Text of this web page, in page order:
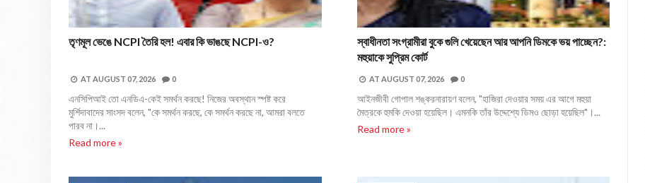
তৃণমূল ভেঙে NCPI তৈরি হল! এবার কি ভাঙছে NCPI-ও?
AT AUGUST 07, 2026 0
এনসিপিআই তো এনডিএ-কেই সমর্থন করছে! নিজের অবস্থান স্পষ্ট করে
মুর্শিদাবাদের সাংসদ বলেন, "কে সমর্থন করছে, কে সমর্থন করছে না, আমরা বলতে
পারব না।...
Read more »
স্বাধীনতা সংগ্রামীরা বুকে গুলি খেয়েছেন আর আপনি ডিমকে ভয় পাচ্ছেন?:
মহুয়াকে সুপ্রিম কোর্ট
AT AUGUST 07, 2026 0
আইনজীবী গোপাল শঙ্করনারায়ণ বলেন, "হাজিরা দেওয়ার সময় এর আগে মহুয়া
মৈত্রকে হুমকি দেওয়া হয়েছিল। এমনকি তাঁর উদ্দেশ্যে ডিমও ছোড়া হয়েছিল"।...
Read more »